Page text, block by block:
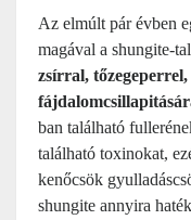
Az elmúlt pár évben
magával a shungite-
zsírral,
ban található
található toxinokat,
kenőcsök
shungite annyira